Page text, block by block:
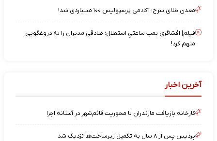
معدن طلای سرخ؛ آکادمی پرسپولیس ۱۰۰ میلیاردی شد!
فیلم| افشاگریِ بمبِ ساعتیِ استقلال؛ صادقی مدیران را به دروغگویی
متهم کرد!
آخرین اخبار
کارخانه بازیافت مازندران با محوریت قائم‌شهر در آستانه اجرا
پردیس پس از ۸ سال به تکمیل زیرساخت‌ها نزدیک شد